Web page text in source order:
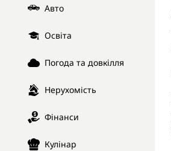
Авто
Освіта
Погода та довкілля
Нерухомість
Фінанси
Кулінар